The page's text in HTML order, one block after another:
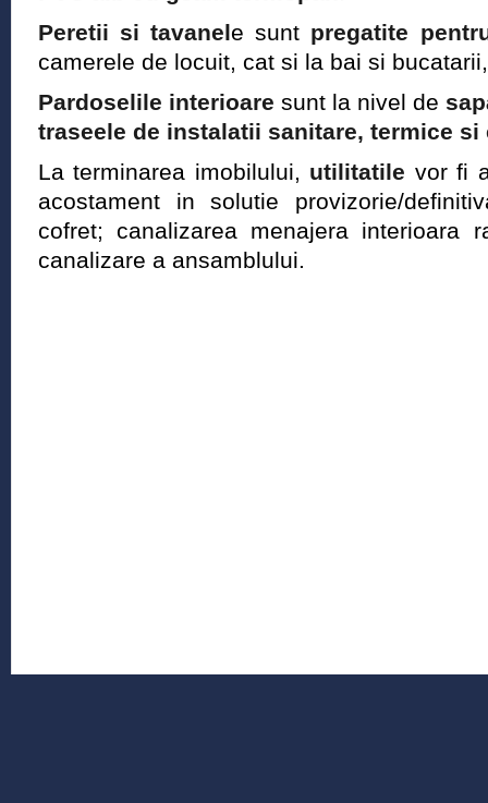
Peretii si tavanele sunt pregatite
camerele de locuit, cat si la bai si
Pardoselile interioare sunt la nivel de
traseele de instalatii sanitare, termice si
La terminarea imobilului, utilitatile vor fi
acostament in solutie provizorie/
cofret; canalizarea menajera interioara
canalizare a ansamblului.